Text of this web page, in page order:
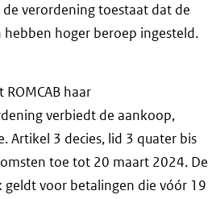
verordening toestaat dat de
hoger beroep ingesteld.
haar
verbiedt de aankoop,
Artikel 3 decies, lid 3 quater bis
toe tot 20 maart 2024. De
voor betalingen die vóór 19